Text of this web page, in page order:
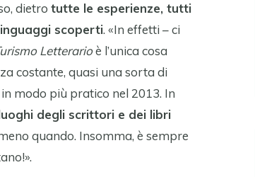
dietro tutte le esperienze, tutti
scoperti. «In effetti – ci
Letterarioè l’unica cosa
costante, quasi una sorta di
modo più pratico nel 2013. In
degli scrittori e dei libri
quando. Insomma, è sempre